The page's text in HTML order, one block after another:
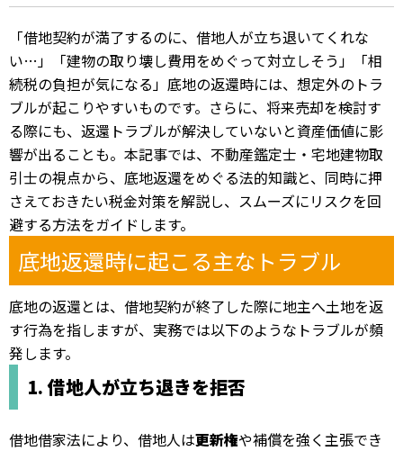
「借地契約が満了するのに、借地人が立ち退いてくれな
い…」「建物の取り壊し費用をめぐって対立しそう」「相
続税の負担が気になる」――底地の返還時には、想定外のトラ
ブルが起こりやすいものです。さらに、将来売却を検討す
る際にも、返還トラブルが解決していないと資産価値に影
響が出ることも。本記事では、不動産鑑定士・宅地建物取
引士の視点から、底地返還をめぐる法的知識と、同時に押
さえておきたい税金対策を解説し、スムーズにリスクを回
避する方法をガイドします。
底地返還時に起こる主なトラブル
底地の返還とは、借地契約が終了した際に地主へ土地を返
す行為を指しますが、実務では以下のようなトラブルが頻
発します。
1. 借地人が立ち退きを拒否
借地借家法により、借地人は更新権や補償を強く主張でき